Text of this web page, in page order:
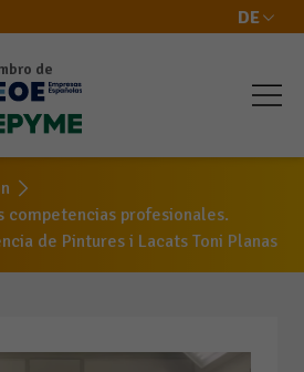
DE
de
competencias profesionales.
de Pintures i Lacats Toni Planas